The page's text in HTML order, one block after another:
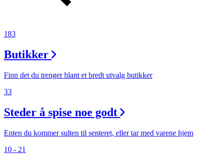
Kundeklubb
183
Butikker
Finn det du trenger blant et bredt utvalg butikker
33
Steder å spise noe godt
Enten du kommer sulten til senteret, eller tar med varene hjem
10 - 21